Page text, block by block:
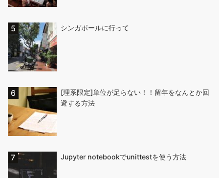
シンガポールに行って
[理系限定]単位が足らない！！留年をなんとか回
避する方法
Jupyter notebookでunittestを使う方法